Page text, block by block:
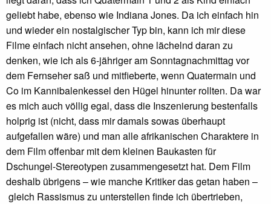
geliebt habe, ebenso wie Indiana Jones. Da ich einfach hin
und wieder ein nostalgischer Typ bin, kann ich mir diese
Filme einfach nicht ansehen, ohne lächelnd daran zu
denken, wie ich als 6-jähriger am Sonntagnachmittag vor
dem Fernseher saß und mitfieberte, wenn Quatermain und
Co im Kannibalenkessel den Hügel hinunter rollten. Da war
es mich auch völlig egal, dass die Inszenierung bestenfalls
holprig ist (nicht, dass mir damals sowas überhaupt
aufgefallen wäre) und man alle afrikanischen Charaktere in
dem Film offenbar mit dem kleinen Baukasten für
Dschungel-Stereotypen zusammengesetzt hat. Dem Film
deshalb übrigens – wie manche Kritiker das getan haben –
gleich Rassismus zu unterstellen finde ich übertrieben,